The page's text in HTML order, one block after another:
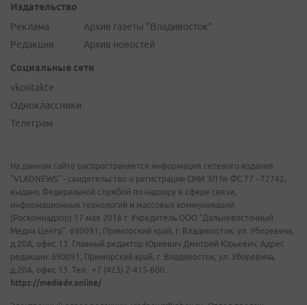
Издательство
Реклама
Редакция
Архив газеты "Владивосток"
Архив новостей
Социальные сети
vkontakte
Одноклассники
Телеграм
На данном сайте распространяется информация сетевого издания
"VLADNEWS" - свидетельство о регистрации СМИ ЭЛ № ФС 77 - 72742,
выдано Федеральной службой по надзору в сфере связи,
информационных технологий и массовых коммуникаций
(Роскомнадзор) 17 мая 2018 г. Учредитель ООО "Дальневосточный
Медиа Центр". 690091, Приморский край, г. Владивосток, ул. Уборевича,
д.20А, офис 13. Главный редактор Юркевич Дмитрий Юрьевич. Адрес
редакции: 690091, Приморский край, г. Владивосток, ул. Уборевича,
д.20А, офис 13. Тел.: +7 (423) 2-415-600.
https://mediadv.online/